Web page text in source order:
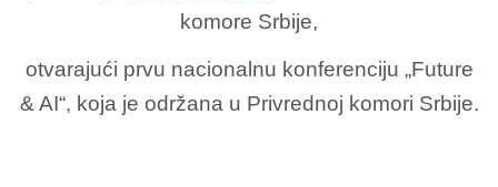
komore Srbije,
otvarajući prvu nacionalnu konferenciju „Future
& AI“, koja je održana u Privrednoj komori Srbije.